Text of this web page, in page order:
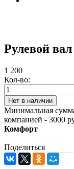
Рулевой
1 200
Кол-во:
Минимальная
компанией - 3000
Комфорт
Поделиться